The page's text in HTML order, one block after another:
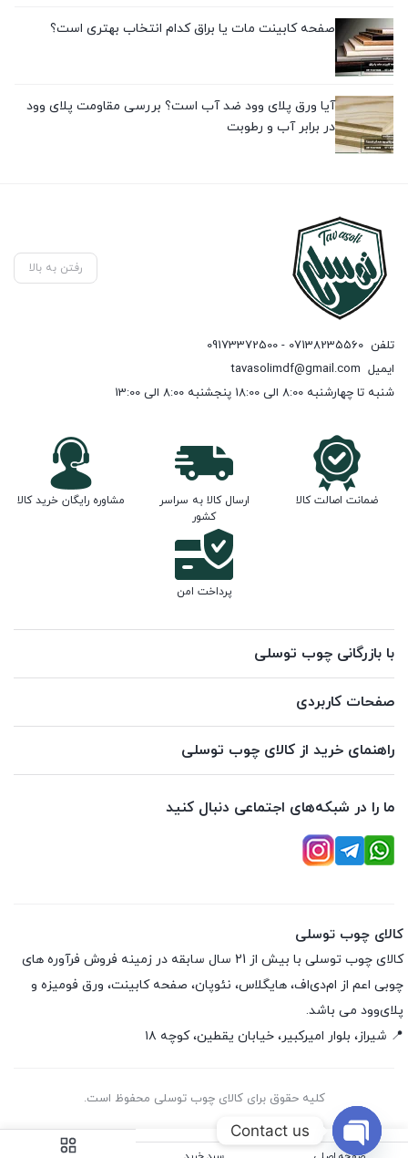
صفحه کابینت مات یا براق کدام انتخاب بهتری است؟
آیا ورق پلای وود ضد آب است؟ بررسی مقاومت پلای وود
در برابر آب و رطوبت
رفتن به بالا
تلفن 07138235560 - 09173372500
ایمیل tavasolimdf@gmail.com
شنبه تا چهارشنبه 8:00 الی 18:00 پنجشنبه 8:00 الی 13:00
ضمانت اصالت کالا
ارسال کالا به سراسر
کشور
مشاوره رایگان خرید کالا
پرداخت امن
با بازرگانی چوب توسلی
صفحات کاربردی
راهنمای خرید از کالای چوب توسلی
ما را در شبکه‌های اجتماعی دنبال کنید
کالای چوب توسلی
کالای چوب توسلی با بیش از 21 سال سابقه در زمینه فروش فرآوره های
چوبی اعم از ام‌دی‌اف، هایگلاس، نئوپان، صفحه کابینت، ورق فومیزه و
پلای‌وود می باشد.
📍 شیراز، بلوار امیرکبیر، خیابان یقطین، کوچه ۱۸
کلیه حقوق برای کالای چوب توسلی محفوظ است.
Contact us